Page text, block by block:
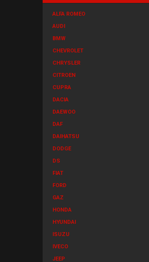
ALFA ROMEO
AUDI
BMW
CHEVROLET
CHRYSLER
CITROEN
CUPRA
DACIA
DAEWOO
DAF
DAIHATSU
DODGE
DS
FIAT
FORD
GAZ
HONDA
HYUNDAI
ISUZU
IVECO
JEEP